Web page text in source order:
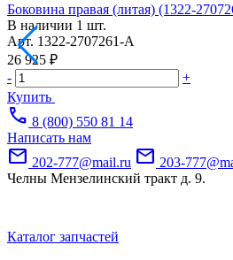
Боковина правая (литая) (1322-
В наличии 1 шт.
Арт. 1322-2707261-А
26 925 ₽
-
+
Купить
call 8 (800) 550 81 14
Написать нам
mail 202-777@mail.ru mail 203-
Челны Мензелинский тракт д. 9.
Каталог запчастей